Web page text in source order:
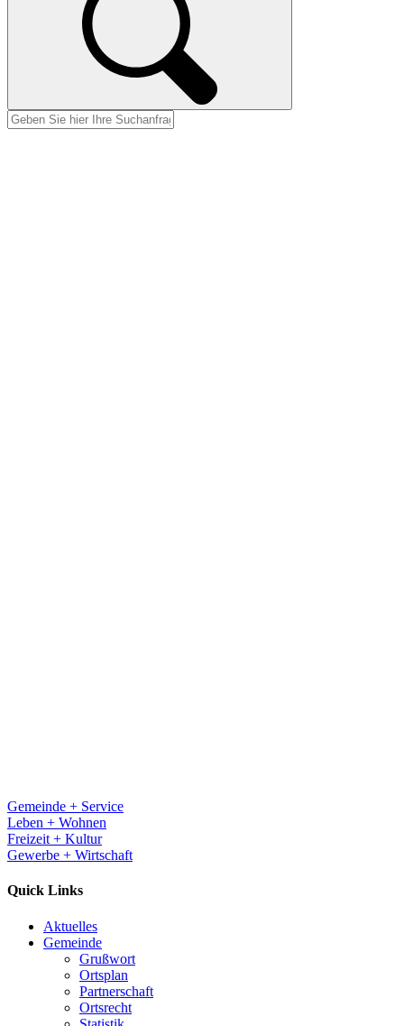
Gemeinde + Service
Leben + Wohnen
Freizeit + Kultur
Gewerbe + Wirtschaft
Quick Links
Aktuelles
Gemeinde
Grußwort
Ortsplan
Partnerschaft
Ortsrecht